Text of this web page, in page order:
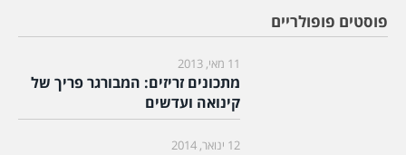
פוסטים פופולריים
11 מאי, 2013
מתכונים זריזים: המבורגר פריך של
קינואה ועדשים
12 ינואר, 2014